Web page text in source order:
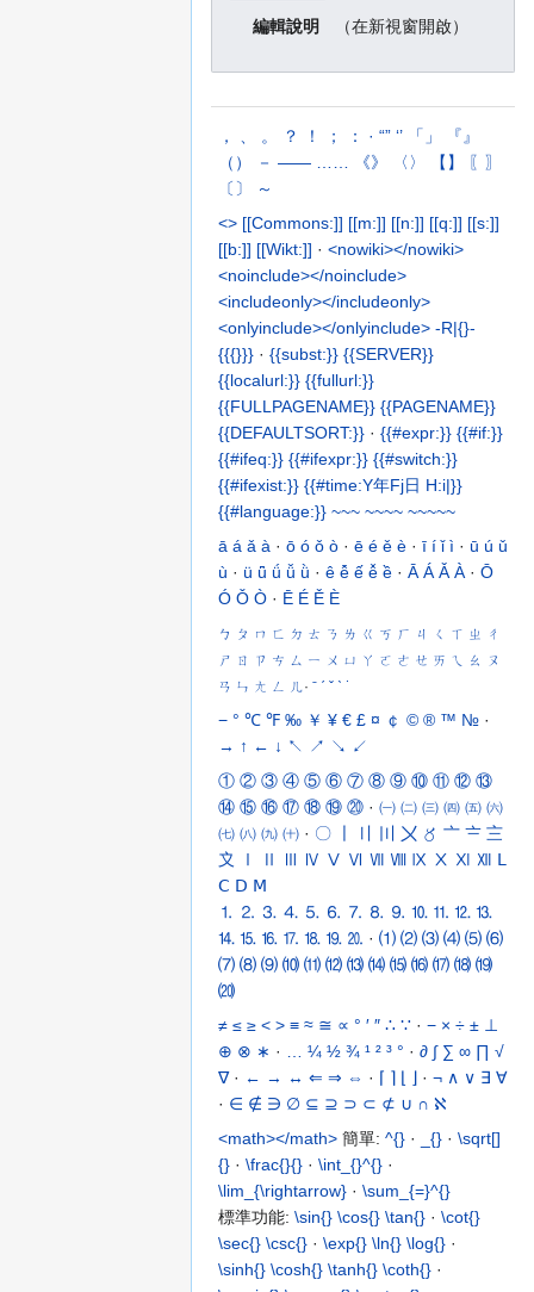
編輯說明 （在新視窗開啟）
， 。 ？ ！ ； ： · “” ‘’ 「」
『』
（）
－ —— 《》 〈〉 【】
〖〗
〔〕
～
<> [[Commons:]] [[m:]] [[n:]] [[q:]] [[s:]]
[[b:]] [[Wikt:]] · <nowiki></nowiki>
<noinclude></noinclude>
<includeonly></includeonly>
<onlyinclude></onlyinclude> -R|{}-
{{{}}} · {{subst:}} {{SERVER}}
{{localurl:}} {{fullurl:}}
{{FULLPAGENAME}} {{PAGENAME}}
{{DEFAULTSORT:}} · {{#expr:}} {{#if:}}
{{#ifeq:}} {{#ifexpr:}} {{#switch:}}
{{#ifexist:}} {{#time:Y年Fj日 H:i|}}
{{#language:}} ~~~ ~~~~ ~~~~~
ā á ǎ à · ō ó ǒ ò · ē é ě è · ī í ǐ ì · ū ú ǔ
ù · ü ǖ ǘ ǚ ǜ · ê ê̄ ế ê̌ ề · Ā Á Ǎ À · Ō
Ó Ǒ Ò · Ē É Ě È
ㄅ ㄆ ㄇ ㄈ ㄉ ㄊ ㄋ ㄌ ㄍ ㄎ ㄏ ㄐ ㄑ ㄒ ㄓ ㄔ
ㄕ ㄖ ㄗ ㄘ ㄙ ㄧ ㄨ ㄩ ㄚ ㄛ ㄜ ㄝ ㄞ ㄟ ㄠ
ㄡ
ㄢ ㄣ ㄤ ㄥ ㄦ· ˉ ˊ ˇ ˋ ˙
− ° ℃ ℉ ‰ ￥ ¥ € £ ¤ ￠ © ® ™ № ·
→ ↑ ← ↓ ↖ ↗ ↘ ↙
① ② ③ ④ ⑤ ⑥ ⑦ ⑧ ⑨ ⑩ ⑪ ⑫ ⑬
⑭ ⑮ ⑯ ⑰ ⑱ ⑲ ⑳ · ㈠ ㈡ ㈢ ㈣ ㈤ ㈥
㈦ ㈧ ㈨ ㈩ · 〇 〢 〣 〤 〥 〦 〧 〨
〩
Ⅰ Ⅱ Ⅲ Ⅳ Ⅴ Ⅵ Ⅶ Ⅷ Ⅸ Ⅹ Ⅺ Ⅻ Ⅼ
Ⅽ Ⅾ Ⅿ
⒈ ⒉ ⒊ ⒋ ⒌ ⒍ ⒎ ⒏ ⒐ ⒑ ⒒ ⒓ ⒔
⒕ ⒖ ⒗ ⒘ ⒙ ⒚ ⒛ · ⑴ ⑵ ⑶ ⑷ ⑸ ⑹
⑺ ⑻ ⑼ ⑽ ⑾ ⑿ ⒀ ⒁ ⒂ ⒃ ⒄ ⒅ ⒆
⒇
≠ ≤ ≥ < > ≡ ≈ ≅ ∝ ° ′ ″ ∴ ∵ · − × ÷ ± ⊥
⊕ ⊗ ∗ · ¼ ½ ¾ ¹ ² ³ ° · ∂ ∫ ∑ ∞ ∏ √
∇· ← → ↔ ⇐ ⇒ ⇔ · ⌈ ⌉ ⌊ ⌋ · ¬ ∧ ∨ ∃ ∀
· ∈ ∉ ∋ ∅ ⊆ ⊇ ⊃ ⊂ ⊄ ∪ ∩ ℵ
<math></math> 簡單: ^{} · _{} · \sqrt[]
{} · \frac{}{} · \int_{}^{} ·
\lim_{\rightarrow} · \sum_{=}^{}
標準功能: \sin{} \cos{} \tan{} · \cot{}
\sec{} \csc{} · \exp{} \ln{} \log{} ·
\sinh{} \cosh{} \tanh{} \coth{} ·